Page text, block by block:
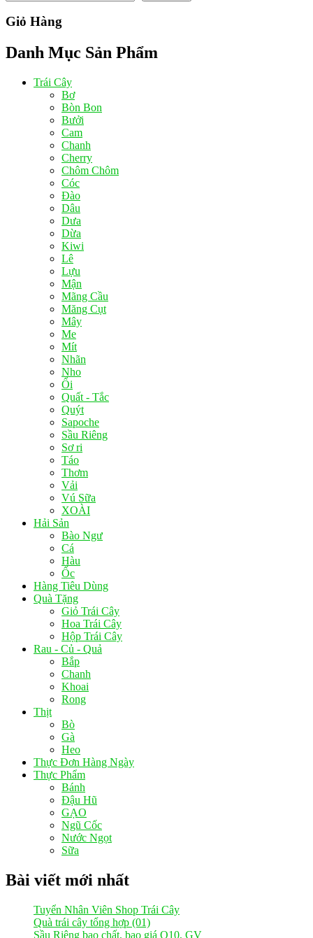
Giỏ Hàng
Danh Mục Sản Phẩm
Trái Cây
Bơ
Bòn Bon
Bưởi
Cam
Chanh
Cherry
Chôm Chôm
Cóc
Đào
Dâu
Dưa
Dừa
Kiwi
Lê
Lựu
Mận
Mãng Cầu
Măng Cụt
Mây
Me
Mít
Nhãn
Nho
Ổi
Quất - Tắc
Quýt
Sapoche
Sầu Riêng
Sơ ri
Táo
Thơm
Vải
Vú Sữa
XOÀI
Hải Sản
Bào Ngư
Cá
Hàu
Ốc
Hàng Tiêu Dùng
Quà Tặng
Giỏ Trái Cây
Hoa Trái Cây
Hộp Trái Cây
Rau - Củ - Quả
Bắp
Chanh
Khoai
Rong
Thịt
Bò
Gà
Heo
Thực Đơn Hàng Ngày
Thực Phẩm
Bánh
Đậu Hũ
GẠO
Ngũ Cốc
Nước Ngọt
Sữa
Bài viết mới nhất
Tuyển Nhân Viên Shop Trái Cây
Quà trái cây tổng hợp (01)
Sầu Riêng bao chất, bao giá Q10, GV